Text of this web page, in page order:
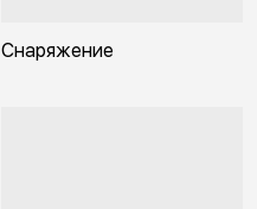
Снаряжение